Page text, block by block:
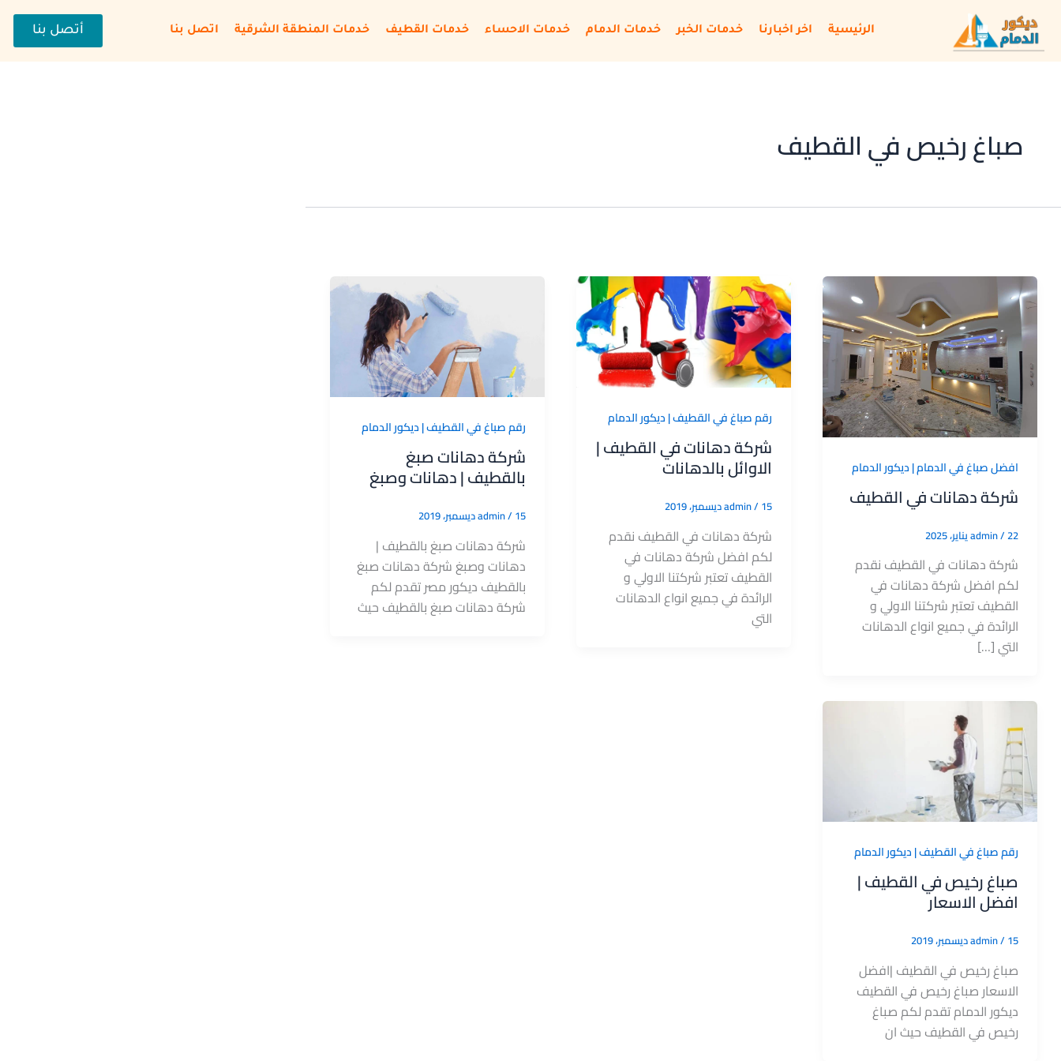
المحتوى
الرئيسية اخر اخبارنا خدمات الخبر خدمات الدمام خدمات الاحساء خدمات القطيف خدمات المنطقة الشرقية اتصل بنا أتصل بنا
صباغ رخيص في القطيف
افضل صباغ في الدمام | ديكور الدمام
شركة دهانات في القطيف
admin/22 يناير، 2025
شركة دهانات في القطيف نقدم
لكم افضل شركة دهانات في
القطيف تعتبر شركتنا الاولي و
الرائدة في جميع انواع الدهانات
التي […]
رقم صباغ في القطيف | ديكور الدمام
شركة دهانات في القطيف |
الاوائل بالدهانات
admin/ 15 ديسمبر، 2019
شركة دهانات في القطيف نقدم
لكم افضل شركة دهانات في
القطيف تعتبر شركتنا الاولي و
الرائدة في جميع انواع الدهانات
التي
رقم صباغ في القطيف | ديكور الدمام
شركة دهانات صبغ
بالقطيف | دهانات وصبغ
admin/ 15 ديسمبر، 2019
شركة دهانات صبغ بالقطيف |
دهانات وصبغ شركة دهانات صبغ
بالقطيف ديكور مصر تقدم لكم
شركة دهانات صبغ بالقطيف حيث
رقم صباغ في القطيف | ديكور الدمام
صباغ رخيص في القطيف |
افضل الاسعار
admin/ 15 ديسمبر، 2019
صباغ رخيص في القطيف |افضل
الاسعار صباغ رخيص في القطيف
ديكور الدمام تقدم لكم صباغ
رخيص في القطيف حيث ان